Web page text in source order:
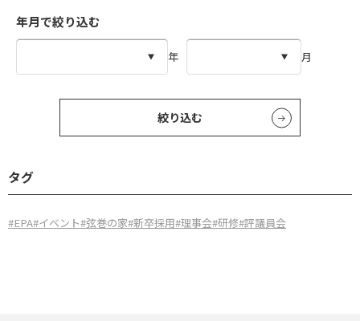
年月で絞り込む
年 月
絞り込む
タグ
#EPA#イベント#弦巻の家#新卒採用#理事会#研修#評議員会